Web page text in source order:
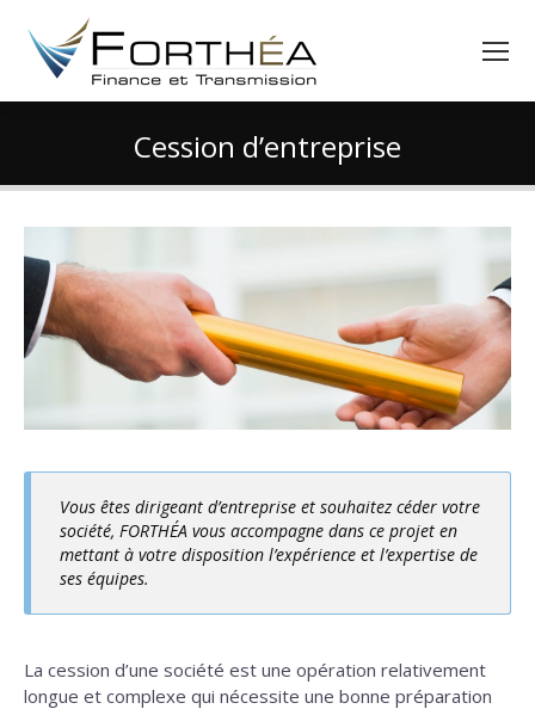
Cession d’entreprise
Vous êtes ici :
Vous êtes dirigeant d’entreprise et souhaitez céder votre
société, FORTHÉA vous accompagne dans ce projet en
mettant à votre disposition l’expérience et l’expertise de
ses équipes.
La cession d’une société est une opération relativement
longue et complexe qui nécessite une bonne préparation